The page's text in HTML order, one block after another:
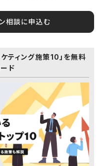
相談に申込む
ティング施策10」を無料
ド